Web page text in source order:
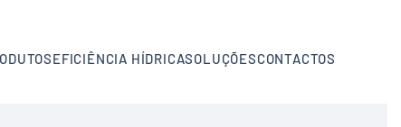
EFICIÊNCIA HÍDRICASOLUÇÕESCONTACTOS